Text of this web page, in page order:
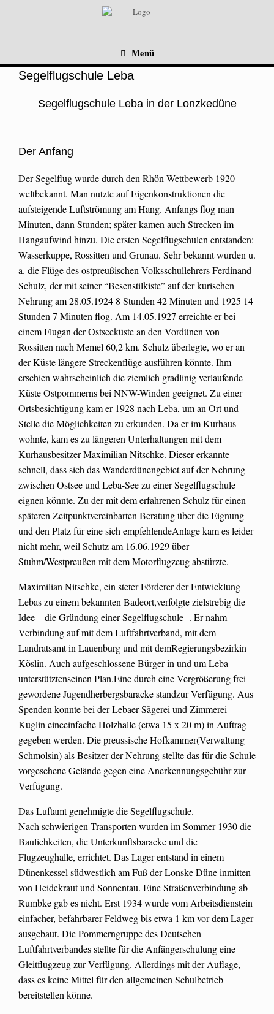
Menü
Segelflugschule Leba
Segelflugschule Leba in der Lonzkedüne
Der Anfang
Der Segelflug wurde durch den Rhön-Wettbewerb 1920
weltbekannt. Man nutzte auf Eigenkonstruktionen die
aufsteigende Luftströmung am Hang. Anfangs flog man
Minuten, dann Stunden; später kamen auch Strecken im
Hangaufwind hinzu. Die ersten Segelflugschulen entstanden:
Wasserkuppe, Rossitten und Grunau. Sehr bekannt wurden u.
a. die Flüge des ostpreußischen Volksschullehrers Ferdinand
Schulz, der mit seiner “Besenstilkiste” auf der kurischen
Nehrung am 28.05.1924 8 Stunden 42 Minuten und 1925 14
Stunden 7 Minuten flog. Am 14.05.1927 erreichte er bei
einem Flugan der Ostseeküste an den Vordünen von
Rossitten nach Memel 60,2 km. Schulz überlegte, wo er an
der Küste längere Streckenflüge ausführen könnte. Ihm
erschien wahrscheinlich die ziemlich gradlinig verlaufende
Küste Ostpommerns bei NNW-Winden geeignet. Zu einer
Ortsbesichtigung kam er 1928 nach Leba, um an Ort und
Stelle die Möglichkeiten zu erkunden. Da er im Kurhaus
wohnte, kam es zu längeren Unterhaltungen mit dem
Kurhausbesitzer Maximilian Nitschke. Dieser erkannte
schnell, dass sich das Wanderdünengebiet auf der Nehrung
zwischen Ostsee und Leba-See zu einer Segelflugschule
eignen könnte. Zu der mit dem erfahrenen Schulz für einen
späteren Zeitpunktvereinbarten Beratung über die Eignung
und den Platz für eine sich empfehlendeAnlage kam es leider
nicht mehr, weil Schutz am 16.06.1929 über
Stuhm/Westpreußen mit dem Motorflugzeug abstürzte.
Maximilian Nitschke, ein steter Förderer der Entwicklung
Lebas zu einem bekannten Badeort,verfolgte zielstrebig die
Idee – die Gründung einer Segelflugschule -. Er nahm
Verbindung auf mit dem Luftfahrtverband, mit dem
Landratsamt in Lauenburg und mit demRegierungsbezirkin
Köslin. Auch aufgeschlossene Bürger in und um Leba
unterstütztenseinen Plan.Eine durch eine Vergrößerung frei
gewordene Jugendherbergsbaracke standzur Verfügung. Aus
Spenden konnte bei der Lebaer Sägerei und Zimmerei
Kuglin eineeinfache Holzhalle (etwa 15 x 20 m) in Auftrag
gegeben werden. Die preussische Hofkammer(Verwaltung
Schmolsin) als Besitzer der Nehrung stellte das für die Schule
vorgesehene Gelände gegen eine Anerkennungsgebühr zur
Verfügung.
Das Luftamt genehmigte die Segelflugschule.
Nach schwierigen Transporten wurden im Sommer 1930 die
Baulichkeiten, die Unterkunftsbaracke und die
Flugzeughalle, errichtet. Das Lager entstand in einem
Dünenkessel südwestlich am Fuß der Lonske Düne inmitten
von Heidekraut und Sonnentau. Eine Straßenverbindung ab
Rumbke gab es nicht. Erst 1934 wurde vom Arbeitsdienstein
einfacher, befahrbarer Feldweg bis etwa 1 km vor dem Lager
ausgebaut. Die Pommerngruppe des Deutschen
Luftfahrtverbandes stellte für die Anfängerschulung eine
Gleitflugzeug zur Verfügung. Allerdings mit der Auflage,
dass es keine Mittel für den allgemeinen Schulbetrieb
bereitstellen könne.